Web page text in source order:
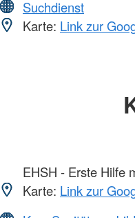
Suchdienst
Karte: Link zur
EHSH - Erste Hilfe
Karte: Link zur